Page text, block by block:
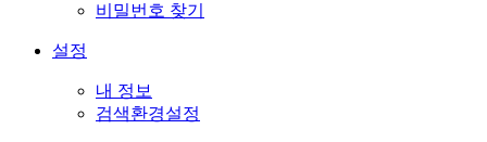
비밀번호 찾기
설정
내 정보
검색환경설정